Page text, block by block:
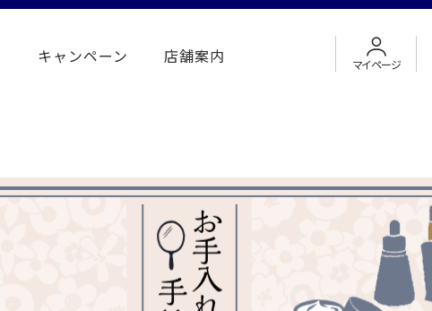
キャンペーン 店舗案内 マイページ